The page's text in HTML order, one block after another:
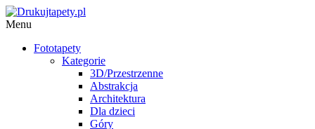
Menu
Fototapety
Kategorie
3D/Przestrzenne
Abstrakcja
Architektura
Dla dzieci
Góry